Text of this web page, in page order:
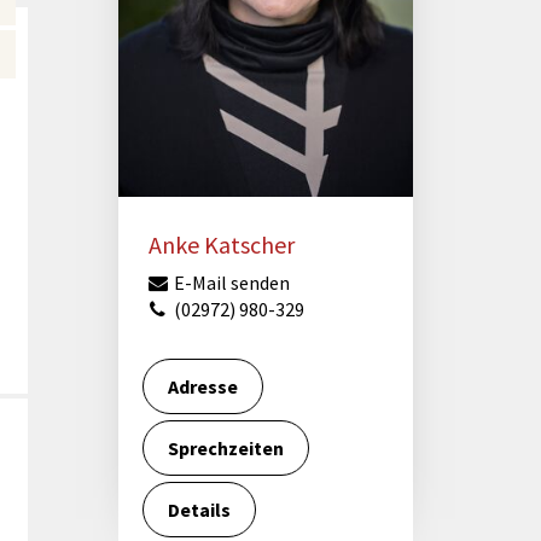
Förderungen von Bund und Land
Wald & Forst
Anke Katscher
E-Mail senden
(02972) 980-329
Adresse
Sprechzeiten
Details